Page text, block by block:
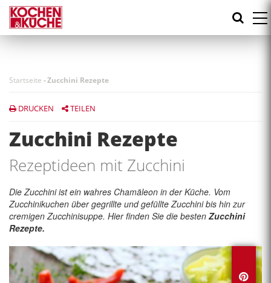
Direkt
zum
Inhalt
Startseite -Zucchini Rezepte
DRUCKEN TEILEN
Zucchini Rezepte
Rezeptideen mit Zucchini
Die Zucchini ist ein wahres Chamäleon in der Küche. Vom
Zucchinikuchen über gegrillte und gefüllte Zucchini bis hin zur
cremigen Zucchinisuppe. Hier finden Sie die besten Zucchini
Rezepte.